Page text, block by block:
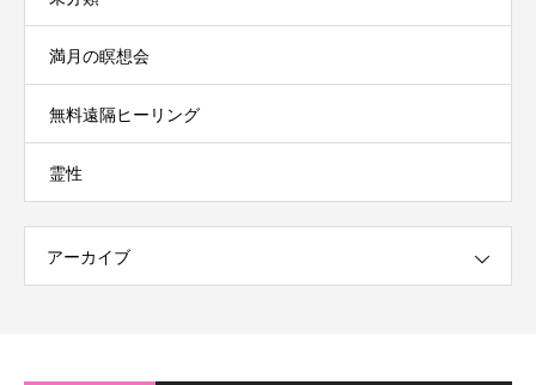
満月の瞑想会
無料遠隔ヒーリング
霊性
アーカイブ